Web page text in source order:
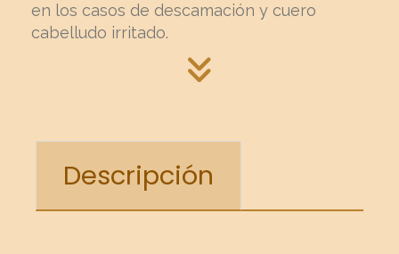
en los casos de descamación y cuero
cabelludo irritado.
Descripción